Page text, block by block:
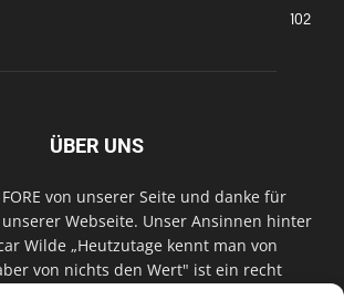
102
ÜBER UNS
von unserer Seite und danke für
Webseite. Unser Ansinnen hinter
Wilde „Heutzutage kennt man von
von nichts den Wert" ist ein recht